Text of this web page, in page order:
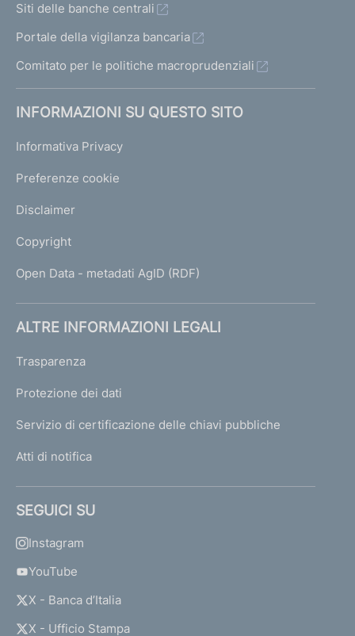
Siti delle banche centrali
Portale della vigilanza bancaria
Comitato per le politiche macroprudenziali
INFORMAZIONI SU QUESTO SITO
Informativa Privacy
Preferenze cookie
Disclaimer
Copyright
Open Data - metadati AgID (RDF)
ALTRE INFORMAZIONI LEGALI
Trasparenza
Protezione dei dati
Servizio di certificazione delle chiavi pubbliche
Atti di notifica
SEGUICI SU
Instagram
YouTube
X - Banca d’Italia
X - Ufficio Stampa